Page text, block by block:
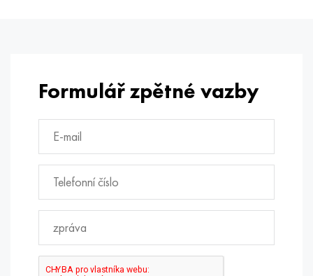
Formulář zpětné vazby